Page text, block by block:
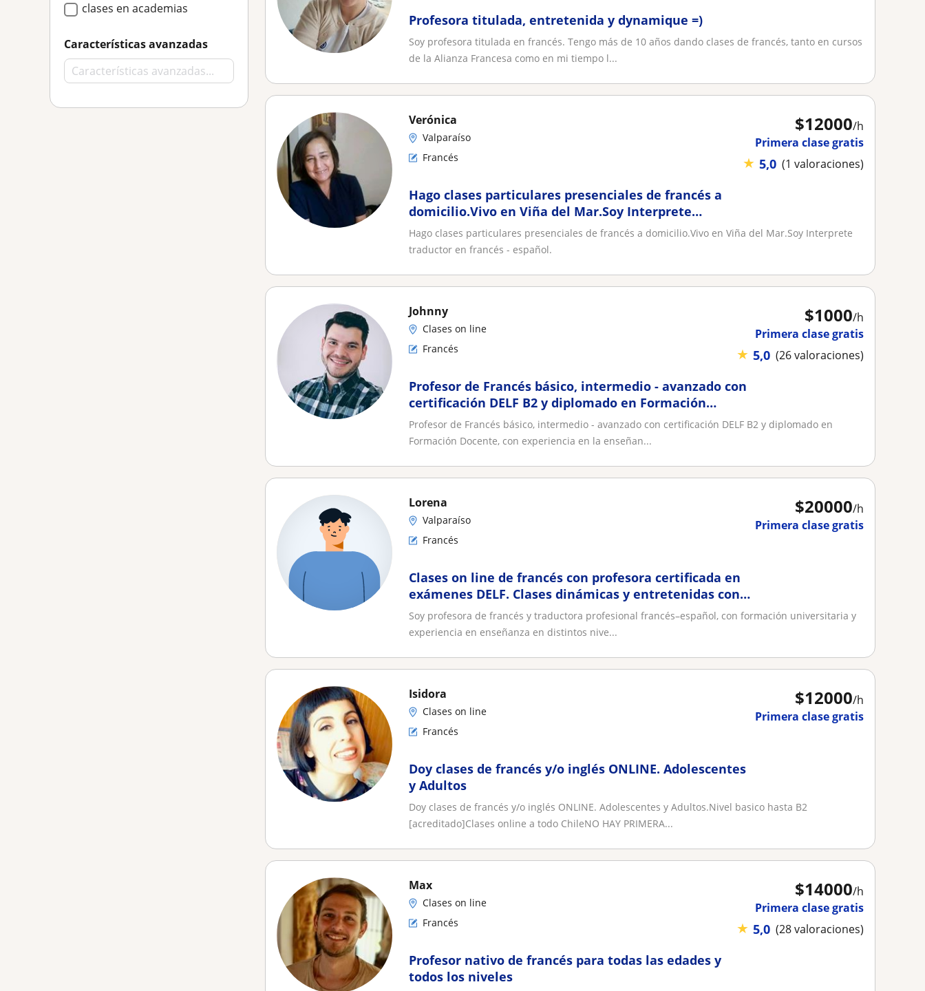
clases en academias
Características avanzadas
Profesora titulada, entretenida y dynamique =)
Soy profesora titulada en francés. Tengo más de 10 años dando clases de francés, tanto en cursos
de la Alianza Francesa como en mi tiempo l...
$12000/h
Primera clase gratis
★ 5,0 (1 valoraciones)
Verónica
Valparaíso
Francés
Hago clases particulares presenciales de francés a
domicilio.Vivo en Viña del Mar.Soy Interprete
traductor en francés - español
Hago clases particulares presenciales de francés a domicilio.Vivo en Viña del Mar.Soy Interprete
traductor en francés - español.
$1000/h
Primera clase gratis
★ 5,0 (26 valoraciones)
Johnny
Clases on line
Francés
Profesor de Francés básico, intermedio - avanzado con
certificación DELF B2 y diplomado en Formación
Docente
Profesor de Francés básico, intermedio - avanzado con certificación DELF B2 y diplomado en
Formación Docente, con experiencia en la enseñan...
$20000/h
Primera clase gratis
Lorena
Valparaíso
Francés
Clases on line de francés con profesora certificada en
exámenes DELF. Clases dinámicas y entretenidas con
enfoque comunicacional
Soy profesora de francés y traductora profesional francés–español, con formación universitaria y
experiencia en enseñanza en distintos nive...
$12000/h
Primera clase gratis
Isidora
Clases on line
Francés
Doy clases de francés y/o inglés ONLINE. Adolescentes
y Adultos
Doy clases de francés y/o inglés ONLINE. Adolescentes y Adultos.Nivel basico hasta B2
[acreditado]Clases online a todo ChileNO HAY PRIMERA...
$14000/h
Primera clase gratis
★ 5,0 (28 valoraciones)
Max
Clases on line
Francés
Profesor nativo de francés para todas las edades y
todos los niveles